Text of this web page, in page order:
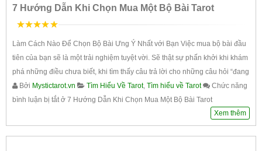
7 Hướng Dẫn Khi Chọn Mua Một Bộ Bài Tarot
Làm Cách Nào Để Chọn Bộ Bài Ưng Ý Nhất với Bạn Việc mua bộ bài đầu
tiên của bạn sẽ là một trải nghiệm tuyệt vời. Sẽ thật sự phấn khởi khi khám
phá những điều chưa biết, khi tìm thấy câu trả lời cho những câu hỏi “đang
Bởi Mystictarot.vn Tìm Hiểu Về Tarot, Tìm hiểu về Tarot
Chức năng
bình luận bị tắtở 7 Hướng Dẫn Khi Chọn Mua Một Bộ Bài Tarot
Xem thêm